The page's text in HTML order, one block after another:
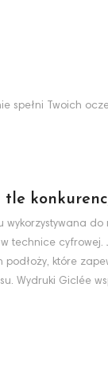
spełni Twoich
tle
technice cyfrowej.
które
Wydruki Giclée